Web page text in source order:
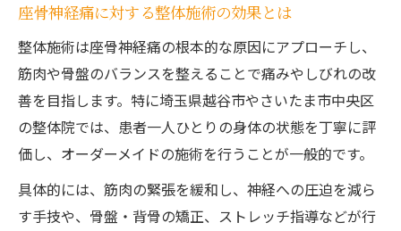
座骨神経痛に対する整体施術の効果とは
整体施術は座骨神経痛の根本的な原因にアプローチし、
筋肉や骨盤のバランスを整えることで痛みやしびれの改
善を目指します。特に埼玉県越谷市やさいたま市中央区
の整体院では、患者一人ひとりの身体の状態を丁寧に評
価し、オーダーメイドの施術を行うことが一般的です。
具体的には、筋肉の緊張を緩和し、神経への圧迫を減ら
す手技や、骨盤・背骨の矯正、ストレッチ指導などが行